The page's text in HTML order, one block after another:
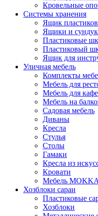
Кровельные
Системы хранения
Ящик
Ящики и
Пластиковые
Пластиковый
Ящик для
Уличная мебель
Комплекты
Мебель для
Мебель для кафе
Мебель на
Садовая мебель
Диваны
Кресла
Стулья
Столы
Гамаки
Кресла из
Кровати
Мебель MOKKA
Хозблоки сараи
Пластиковые
Хозблоки